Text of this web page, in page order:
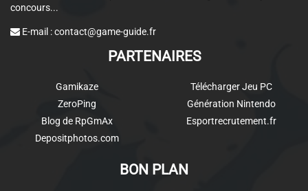
concours...
E-mail :contact@game-guide.fr
PARTENAIRES
Gamikaze
ZeroPing
Blog de RpGmAx
Depositphotos.com
Télécharger Jeu PC
Génération Nintendo
Esportrecrutement.fr
BON PLAN